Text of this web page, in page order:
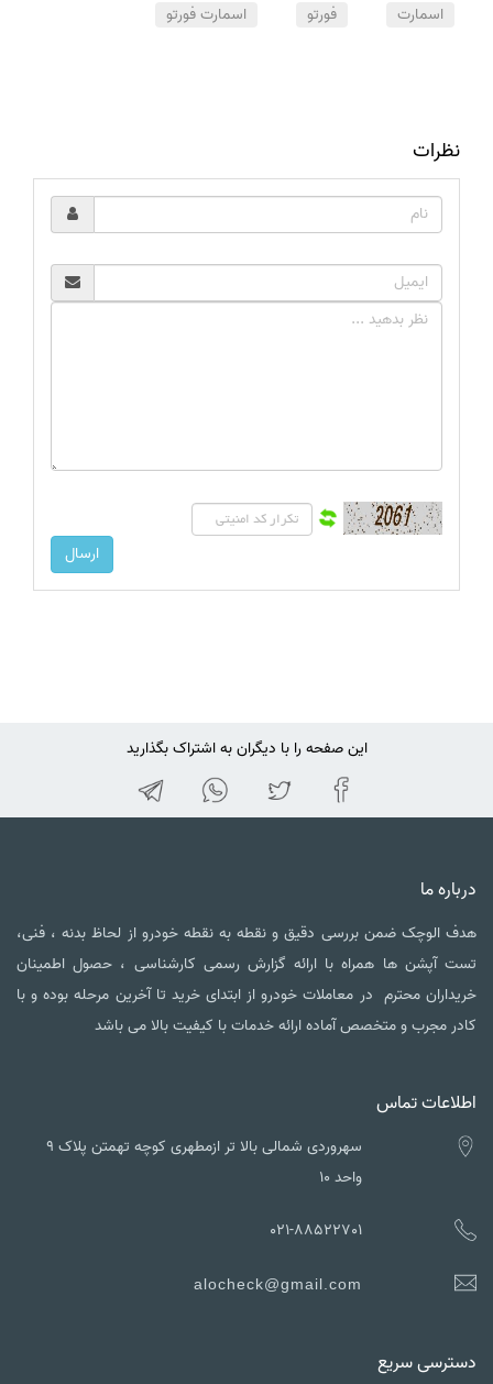
اسمارت فورتو اسمارت فورتو
نظرات
این صفحه را با دیگران به اشتراک بگذارید
درباره ما
هدف الوچک ضمن بررسی دقیق و نقطه به نقطه خودرو از لحاظ بدنه ، فنی،
تست آپشن ها همراه با ارائه گزارش رسمی کارشناسی ، حصول اطمینان
خریداران محترم در معاملات خودرو از ابتدای خرید تا آخرین مرحله بوده و با
کادر مجرب و متخصص آماده ارائه خدمات با کیفیت بالا می باشد
اطلاعات تماس
سهروردی شمالی بالا تر ازمطهری کوچه تهمتن پلاک ۹
واحد ۱۰
021-88522701
alocheck@gmail.com
دسترسی سریع